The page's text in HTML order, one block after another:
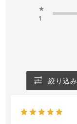
★
1
絞り込み